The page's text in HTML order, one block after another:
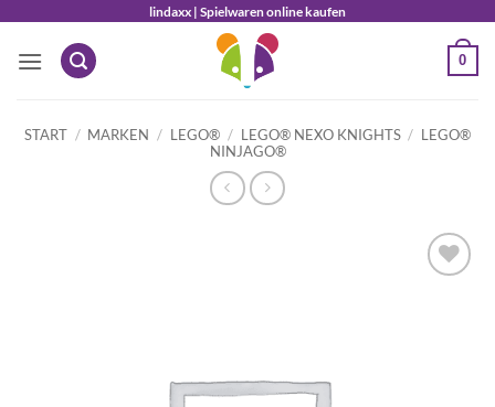
springen
lindaxx | Spielwaren online kaufen
0
START / MARKEN / LEGO® / LEGO® NEXO KNIGHTS / LEGO®
NINJAGO®